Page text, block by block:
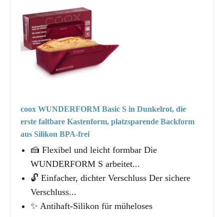
coox WUNDERFORM Basic S in Dunkelrot, die
erste faltbare Kastenform, platzsparende Backform
aus Silikon BPA-frei
🍰 Flexibel und leicht formbar Die
WUNDERFORM S arbeitet...
🔓 Einfacher, dichter Verschluss Der sichere
Verschluss...
✨ Antihaft-Silikon für müheloses